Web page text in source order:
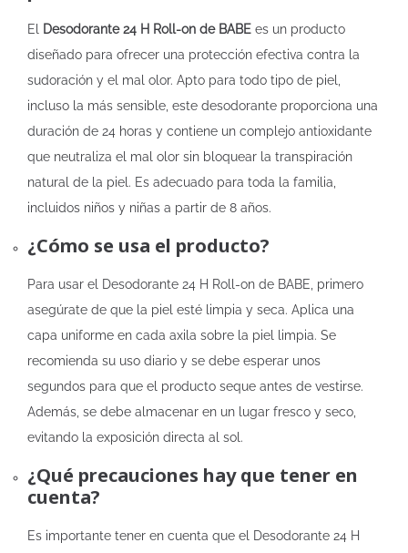
El Desodorante 24 H Roll-on de BABE es un producto
diseñado para ofrecer una protección efectiva contra la
sudoración y el mal olor. Apto para todo tipo de piel,
incluso la más sensible, este desodorante proporciona una
duración de 24 horas y contiene un complejo antioxidante
que neutraliza el mal olor sin bloquear la transpiración
natural de la piel. Es adecuado para toda la familia,
incluidos niños y niñas a partir de 8 años.
¿Cómo se usa el producto?
Para usar el Desodorante 24 H Roll-on de BABE, primero
asegúrate de que la piel esté limpia y seca. Aplica una
capa uniforme en cada axila sobre la piel limpia. Se
recomienda su uso diario y se debe esperar unos
segundos para que el producto seque antes de vestirse.
Además, se debe almacenar en un lugar fresco y seco,
evitando la exposición directa al sol.
¿Qué precauciones hay que tener en
cuenta?
Es importante tener en cuenta que el Desodorante 24 H